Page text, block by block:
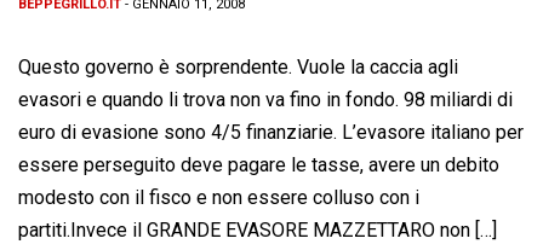
BEPPEGRILLO.IT - GENNAIO 11, 2008
Questo governo è sorprendente. Vuole la caccia agli
evasori e quando li trova non va fino in fondo. 98 miliardi di
euro di evasione sono 4/5 finanziarie. L’evasore italiano per
essere perseguito deve pagare le tasse, avere un debito
modesto con il fisco e non essere colluso con i
partiti.Invece il GRANDE EVASORE MAZZETTARO non […]